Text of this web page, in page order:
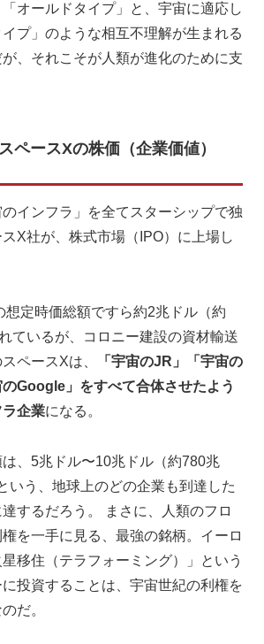
オールドタイプ」と、宇宙に適応し
プ」のような相互不理解が生まれる
、それこそが人類が進化のために支
ペースXの株価（企業価値）
インフラ」を全てスターシップで独
X社が、株式市場（IPO）に上場し
想定時価総額ですら約2兆ドル（約
ているが、コロニー建設の資材輸送
ペースXは、
「宇宙のJR」「宇宙の
Google」をすべて合体させたよう
企業になる。
、5兆ドル〜10兆ドル（約780兆
いう、地球上のどの企業も到達した
するだろう。 まさに、人類のフロ
を一手に見る、最強の銘柄。イーロ
移住（テラフォーミング）」という
投資することは、宇宙世紀の利権を
だ。